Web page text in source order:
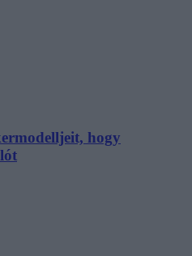
hogy